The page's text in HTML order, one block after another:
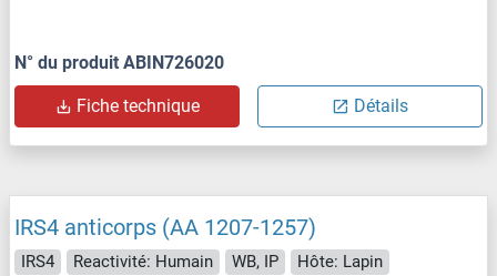
N° du produit ABIN726020
Fiche technique Détails
IRS4 anticorps (AA 1207-1257)
IRS4 Reactivité: Humain WB, IP
Hôte: Lapin